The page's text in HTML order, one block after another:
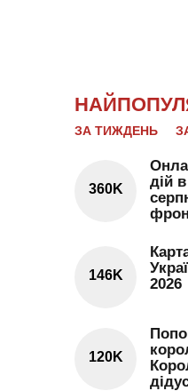
ЗА ТИЖДЕНЬ
360K
дій
146K
2026
120K